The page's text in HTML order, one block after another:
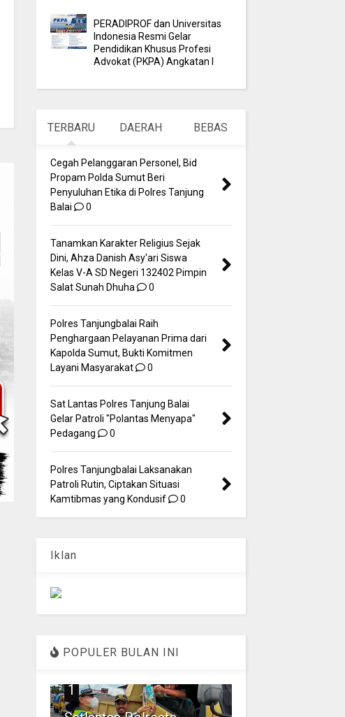
PERADIPROF dan Universitas
Indonesia Resmi Gelar
Pendidikan Khusus Profesi
Advokat (PKPA) Angkatan I
TERBARU DAERAH BEBAS
Cegah Pelanggaran Personel, Bid
Propam Polda Sumut Beri
Penyuluhan Etika di Polres Tanjung
Balai
0
Tanamkan Karakter Religius Sejak
Dini, Ahza Danish Asy'ari Siswa
Kelas V-A SD Negeri 132402 Pimpin
Salat Sunah Dhuha
0
Polres Tanjungbalai Raih
Penghargaan Pelayanan Prima dari
Kapolda Sumut, Bukti Komitmen
Layani Masyarakat
0
Sat Lantas Polres Tanjung Balai
Gelar Patroli "Polantas Menyapa"
Pedagang
0
Polres Tanjungbalai Laksanakan
Patroli Rutin, Ciptakan Situasi
Kamtibmas yang Kondusif
0
Iklan
POPULER BULAN INI
1